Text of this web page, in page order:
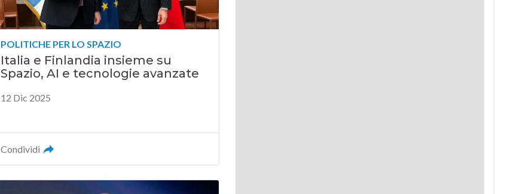
POLITICHE PER LO SPAZIO
Italia e Finlandia insieme su
Spazio, AI e tecnologie avanzate
12 Dic 2025
Condividi